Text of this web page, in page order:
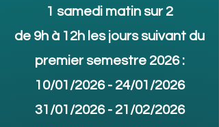
1 samedi matin sur 2
de 9h à 12h les jours suivant du
premier semestre 2026 :
10/01/2026 - 24/01/2026
31/01/2026 - 21/02/2026